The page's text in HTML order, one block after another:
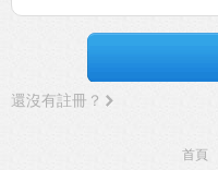
還沒有註冊？
首頁